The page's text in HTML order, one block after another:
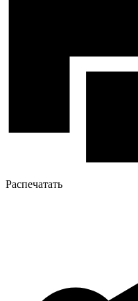
Распечатать